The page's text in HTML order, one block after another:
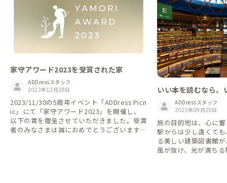
家守アワード2023を受賞された家
ADDressスタッフ
2023年12月28日
2023/11/30の5周年イベント「ADDress Picn
ic」にて「家守アワード2023」を開催し、
以下の賞を贈呈させていただきました。受賞
者のみなさまは誠におめでとうございます！
いい本を読むなら、
美しい図書館まとめ
ADDressスタッフ
2025年09月20日
旅の目的地は、心に
駅からは少し遠くて
る美しい建築図書館
風が抜け、光が満ち